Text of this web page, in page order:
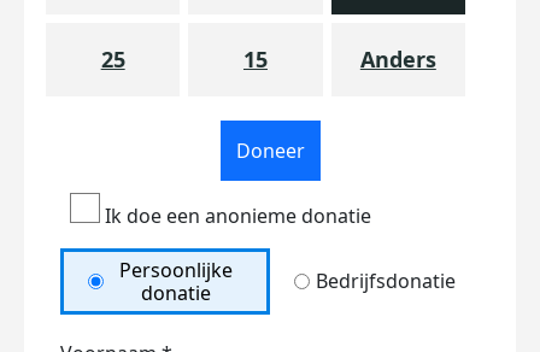
25 15 Anders
Doneer
Ik doe een anonieme donatie
Persoonlijke
donatie
Bedrijfsdonatie